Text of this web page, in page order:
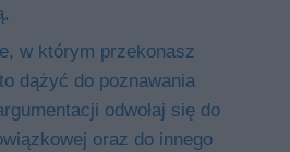
w którym przekonasz
dążyć do poznawania
odwołaj się do
oraz do innego